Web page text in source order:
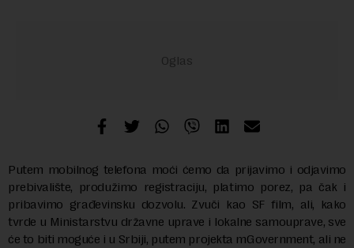
Putem mobilnog telefona moći ćemo da prijavimo i odjavimo
prebivalište, produžimo registraciju, platimo porez, pa čak i
pribavimo građevinsku dozvolu. Zvuči kao SF film, ali, kako
tvrde u Ministarstvu državne uprave i lokalne samouprave, sve
će to biti moguće i u Srbiji, putem projekta mGovernment, ali ne